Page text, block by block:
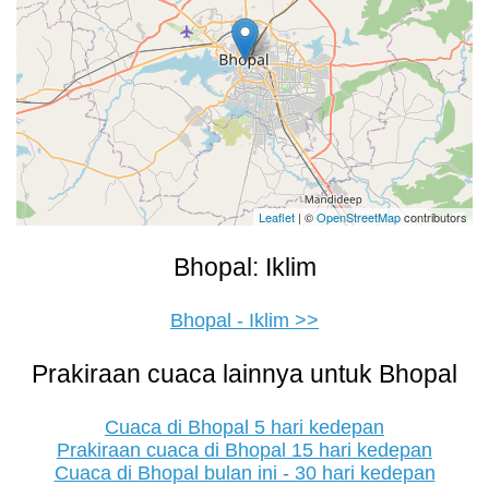
Leaflet | ©OpenStreetMapcontributors
Bhopal: Iklim
Bhopal - Iklim >>
Prakiraan cuaca lainnya untuk Bhopal
Cuaca di Bhopal 5 hari kedepan
Prakiraan cuaca di Bhopal 15 hari kedepan
Cuaca di Bhopal bulan ini - 30 hari kedepan